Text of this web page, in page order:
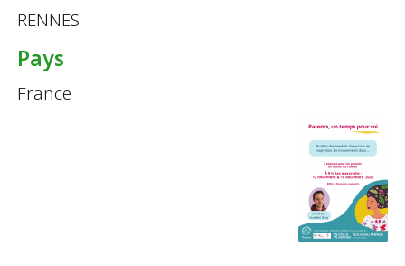
RENNES
Pays
France